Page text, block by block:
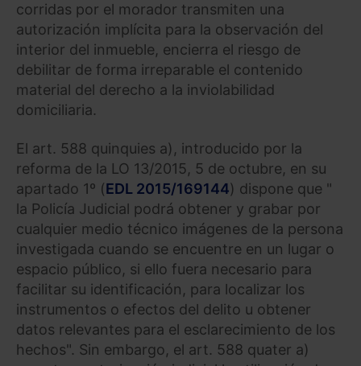
corridas por el morador transmiten una
autorización implícita para la observación del
interior del inmueble, encierra el riesgo de
debilitar de forma irreparable el contenido
material del derecho a la inviolabilidad
domiciliaria.
El art. 588 quinquies a), introducido por la
reforma de la LO 13/2015, 5 de octubre, en su
apartado 1º (EDL 2015/169144) dispone que "
la Policía Judicial podrá obtener y grabar por
cualquier medio técnico imágenes de la persona
investigada cuando se encuentre en un lugar o
espacio público, si ello fuera necesario para
facilitar su identificación, para localizar los
instrumentos o efectos del delito u obtener
datos relevantes para el esclarecimiento de los
hechos". Sin embargo, el art. 588 quater a)